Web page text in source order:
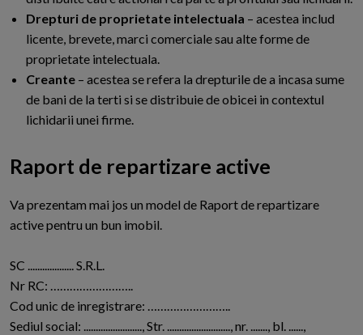
Drepturi de proprietate intelectuala – acestea includ
licente, brevete, marci comerciale sau alte forme de
proprietate intelectuala.
Creante – acestea se refera la drepturile de a incasa sume
de bani de la terti si se distribuie de obicei in contextul
lichidarii unei firme.
Raport de repartizare active
Va prezentam mai jos un model de Raport de repartizare
active pentru un bun imobil.
SC ................... S.R.L.
Nr RC: ……………………..
Cod unic de inregistrare: ……………………..
Sediul social: ........................, Str. .........................., nr. ......., bl. ......,